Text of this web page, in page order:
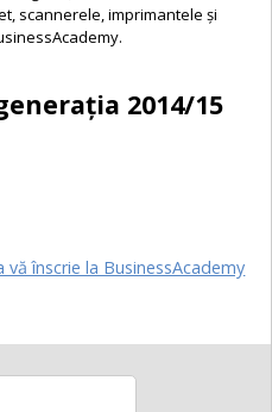
scannerele, imprimantele şi
.
2014/15
înscrie la BusinessAcademy